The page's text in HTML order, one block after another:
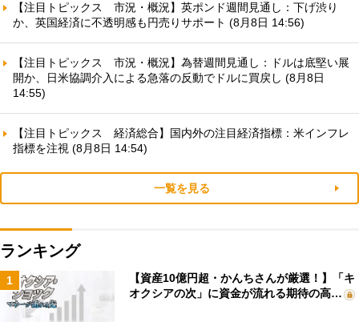
【注目トピックス 市況・概況】英ポンド週間見通し：下げ渋り
か、英国経済に不透明感も円売りサポート (8月8日 14:56)
【注目トピックス 市況・概況】為替週間見通し：ドルは底堅い展
開か、日米協調介入による急落の反動でドルに買戻し (8月8日
14:55)
【注目トピックス 経済総合】国内外の注目経済指標：米インフレ
指標を注視 (8月8日 14:54)
一覧を見る
ランキング
1
【資産10億円超・かんちさんが厳選！】「キ
オクシアの次」に資金が流れる期待の高…